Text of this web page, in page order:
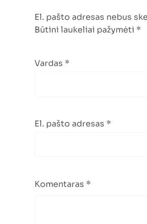
El. pašto adresas nebus
Būtini laukeliai pažymėti *
Vardas *
El. pašto adresas *
Komentaras *